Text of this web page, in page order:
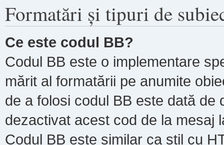
Formatări şi tipuri de
Ce este codul BB?
Codul BB este o implementare
mărit al formatării pe anumite
de a folosi codul BB este dată de
dezactivat acest cod de la mesaj
Codul BB este similar ca stil cu